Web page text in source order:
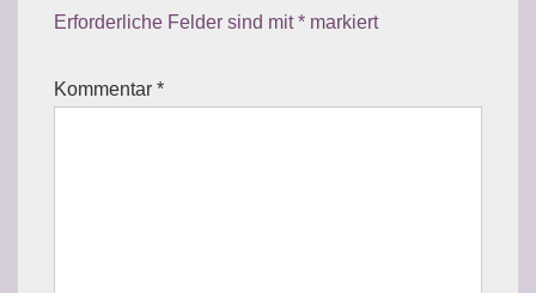
Erforderliche Felder sind mit* markiert
Kommentar *